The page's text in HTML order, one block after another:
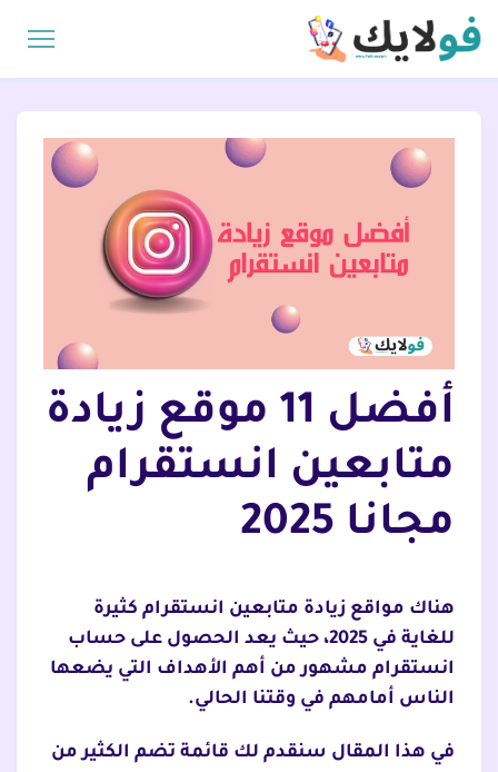
أفضل 11 موقع زيادة
متابعين انستقرام
مجانا 2025
هناك مواقع زيادة متابعين انستقرام كثيرة
للغاية في 2025، حيث يعد الحصول على حساب
انستقرام مشهور من أهم الأهداف التي يضعها
الناس أمامهم في وقتنا الحالي.
في هذا المقال سنقدم لك قائمة تضم الكثير من